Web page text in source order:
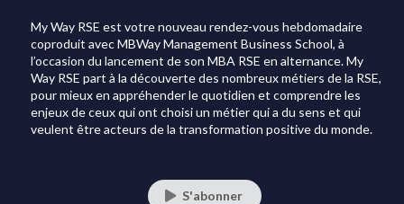
My Way RSE est votre nouveau rendez-vous hebdomadaire
coproduit avec MBWay Management Business School, à
l’occasion du lancement de son MBA RSE en alternance. My
Way RSE part à la découverte des nombreux métiers de la RSE,
pour mieux en appréhender le quotidien et comprendre les
enjeux de ceux qui ont choisi un métier qui a du sens et qui
veulent être acteurs de la transformation positive du monde.
S'abonner